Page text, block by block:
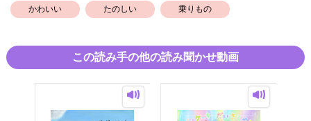
かわいい たのしい 乗りもの
この読み手の他の読み聞かせ動画